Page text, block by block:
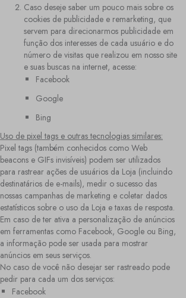
Caso deseje saber um pouco mais sobre os
cookies de publicidade e remarketing, que
servem para direcionarmos publicidade em
função dos interesses de cada usuário e do
número de visitas que realizou em nosso site
e suas buscas na internet, acesse:
Facebook
Google
Bing
Uso de pixel tags e outras tecnologias similares:
Pixel tags (também conhecidos como Web
beacons e GIFs invisíveis) podem ser utilizados
para rastrear ações de usuários da Loja (incluindo
destinatários de e-mails), medir o sucesso das
nossas campanhas de marketing e coletar dados
estatísticos sobre o uso da Loja e taxas de resposta.
Em caso de ter ativa a personalização de anúncios
em ferramentas como Facebook, Google ou Bing,
a informação pode ser usada para mostrar
anúncios em seus serviços.
No caso de você não desejar ser rastreado pode
pedir para cada um dos serviços:
Facebook